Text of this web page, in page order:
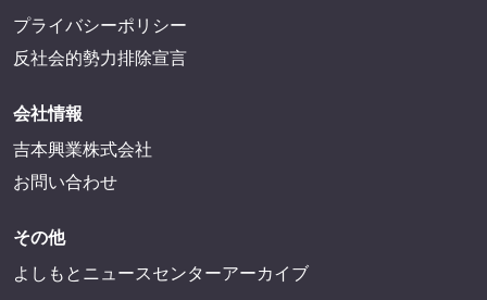
プライバシーポリシー
反社会的勢力排除宣言
会社情報
吉本興業株式会社
お問い合わせ
その他
よしもとニュースセンターアーカイブ